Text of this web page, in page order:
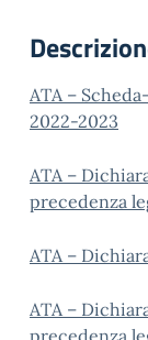
ATA –
2022-2023
ATA –
precedenza
ATA –
ATA –
precedenza